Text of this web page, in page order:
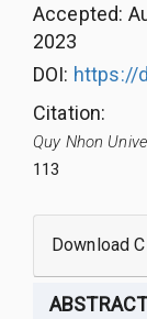
Accepted:
2023
DOI: https://
Citation:
Quy Nhon
113
Download